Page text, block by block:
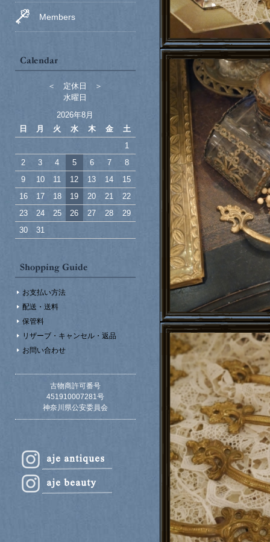
Members
＜ 定休日 ＞
水曜日
2026年8月
日
月 火 水 木 金
土
1
2
3 4 5 6 7
8
9
10 11 12 13 14
15
16
17 18 19 20 21
22
23
24 25 26 27 28
29
30
31
お支払い方法
配送・送料
保管料
リザーブ・キャンセル・返品
お問い合わせ
古物商許可番号
451910007281号
神奈川県公安委員会